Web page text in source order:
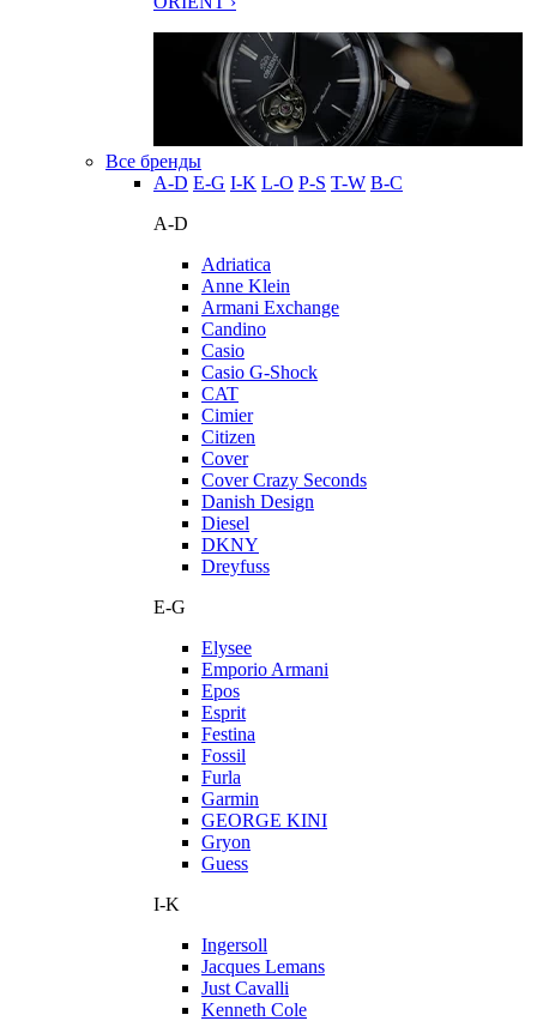
Все бренды
A-D E-G I-K L-O P-S T-W В-С
A-D
Adriatica
Anne Klein
Armani Exchange
Candino
Casio
Casio G-Shock
CAT
Cimier
Citizen
Cover
Cover Crazy Seconds
Danish Design
Diesel
DKNY
Dreyfuss
E-G
Elysee
Emporio Armani
Epos
Esprit
Festina
Fossil
Furla
Garmin
GEORGE KINI
Gryon
Guess
I-K
Ingersoll
Jacques Lemans
Just Cavalli
Kenneth Cole